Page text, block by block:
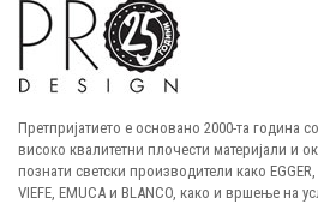
Претпријатието е основано 2000-та година
високо квалитетни плочести материјали и
познати светски производители како EGGER,
VIEFE, EMUCA и BLANCO, како и вршење на